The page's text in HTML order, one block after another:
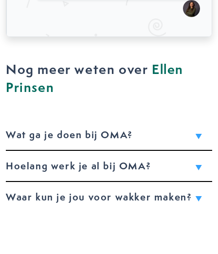
Nog meer weten over Ellen
Prinsen
Wat ga je doen bij OMA?
Hoelang werk je al bij OMA?
Waar kun je jou voor wakker maken?